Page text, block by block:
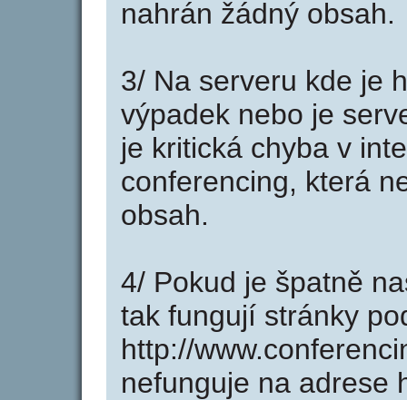
nahrán žádný obsah.
3/ Na serveru kde je
výpadek nebo je
je kritická chyba v
conferencing, která
obsah.
4/ Pokud je špatně
tak fungují stránky
http://
nefunguje na adrese